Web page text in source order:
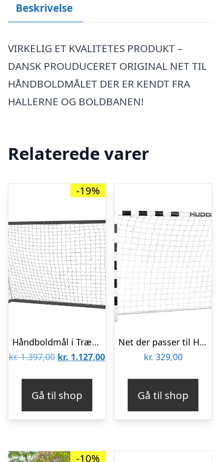
Beskrivelse
VIRKELIG ET KVALITETES PRODUKT –
DANSK PROUDUCERET ORIGINAL NET TIL
HÅNDBOLDMÅLET DER ER KENDT FRA
HALLERNE OG BOLDBANEN!
Relaterede varer
-19%
Håndboldmål i Træ/Stål SORT 300×200 – FRI FRAGT – Stærkt og stabilt – HURTIG LEVERING
kr.1.397,00 Den
kr. 1.397,00.
kr. 1.127,00Den
kr. 1.127,00.
Gå til shop
Net der passer til Håndboldmål i STÅL 300 cm x 200 cm – HURTIG LEVERING
kr. 329,00
Gå til shop
-10%